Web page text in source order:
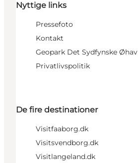
Nyttige links
Pressefoto
Kontakt
Geopark Det Sydfynske Øhav
Privatlivspolitik
De fire destinationer
Visitfaaborg.dk
Visitsvendborg.dk
Visitlangeland.dk